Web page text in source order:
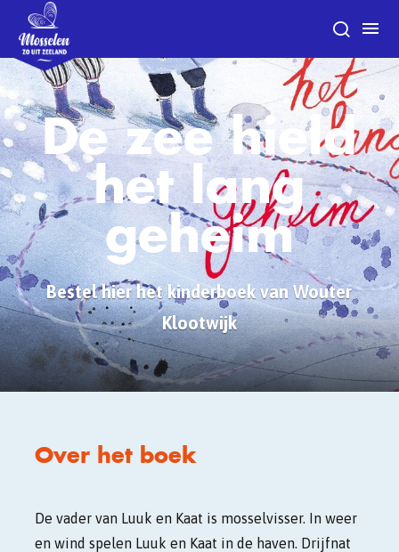
De zee hield
het lang
geheim
Bestel hier het kinderboek van Wouter
Klootwijk
Over het boek
De vader van Luuk en Kaat is mosselvisser. In weer
en wind spelen Luuk en Kaat in de haven. Drijfnat